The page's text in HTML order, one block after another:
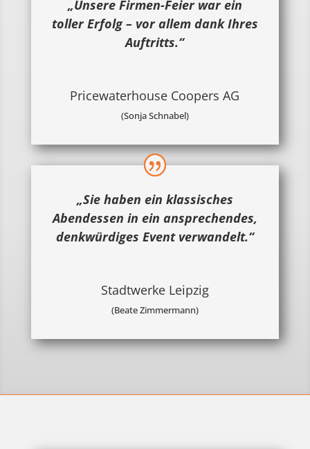
„Unsere Firmen-Feier war ein
toller Erfolg – vor allem dank Ihres
Auftritts.“
Pricewaterhouse Coopers AG
(Sonja Schnabel)
„Sie haben ein klassisches
Abendessen in ein ansprechendes,
denkwürdiges Event verwandelt.“
Stadtwerke Leipzig
(Beate Zimmermann)